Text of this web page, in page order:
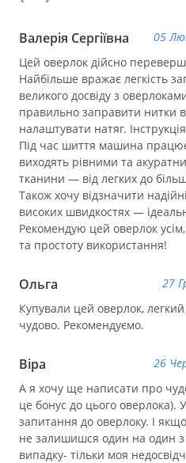
Валерія Сергіївна
05
Цей оверлок дійсно
Найбільше вражає легкість
великого досвіду з
правильно заправити нитки в
налаштувати натяг.
Під час шиття машина
виходять рівними та
тканини — від легких до
Також хочу відзначити
високих швидкостях —
Рекомендую цей оверлок усім,
та простоту використання!
Ольга
27
Купували цей оверлок,
чудово. Рекомендуємо.
Віра
26
А я хочу ще написати про
це бонус до цього оверлока). У
запитання до оверлоку. І
не залишишся один на один
випадку- тільки моя